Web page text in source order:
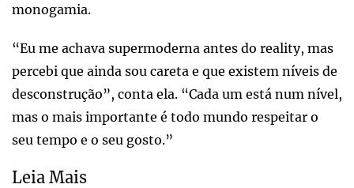
monogamia.
“Eu me achava supermoderna antes do reality, mas
percebi que ainda sou careta e que existem níveis de
desconstrução”, conta ela. “Cada um está num nível,
mas o mais importante é todo mundo respeitar o
seu tempo e o seu gosto.”
Leia Mais